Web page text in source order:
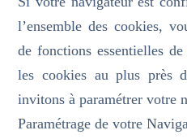
l’ensemble des cookies,
de fonctions essentielles
les cookies au plus près
invitons à paramétrer votre
Paramétrage de votre